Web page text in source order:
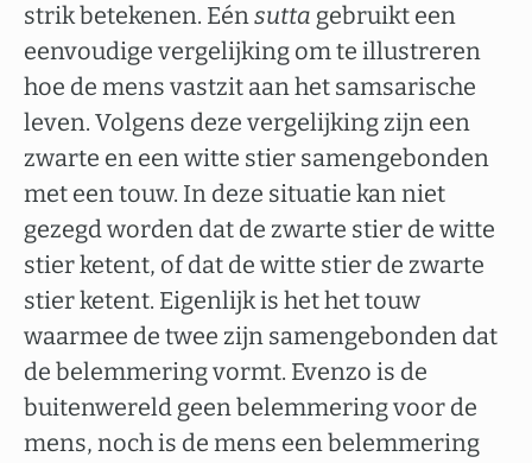
strik betekenen. Eénsutta gebruikt een
eenvoudige vergelijking om te illustreren
hoe de mens vastzit aan het samsarische
leven. Volgens deze vergelijking zijn een
zwarte en een witte stier samengebonden
met een touw. In deze situatie kan niet
gezegd worden dat de zwarte stier de witte
stier ketent, of dat de witte stier de zwarte
stier ketent. Eigenlijk is het het touw
waarmee de twee zijn samengebonden dat
de belemmering vormt. Evenzo is de
buitenwereld geen belemmering voor de
mens, noch is de mens een belemmering